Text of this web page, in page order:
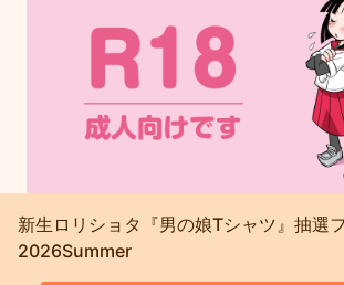
新生ロリショタ『男の娘Tシャツ』抽選
2026Summer